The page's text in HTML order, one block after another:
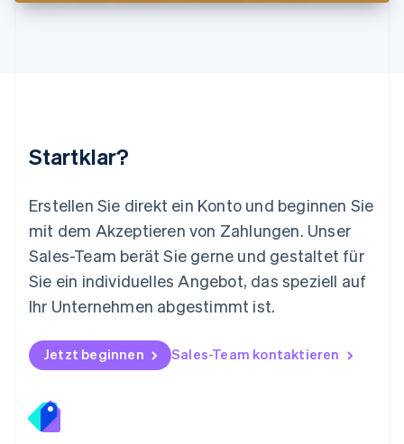
Startklar?
Erstellen Sie direkt ein Konto und beginnen Sie
mit dem Akzeptieren von Zahlungen. Unser
Sales-Team berät Sie gerne und gestaltet für
Sie ein individuelles Angebot, das speziell auf
Ihr Unternehmen abgestimmt ist.
Jetzt beginnen Sales-Team kontaktieren
Malta
Nederlands English
Norwegen
Österreich
Polen
English
Portugal
Português English
Rumänien
Schweden
Svenska English
Deutsch
Singapur
English